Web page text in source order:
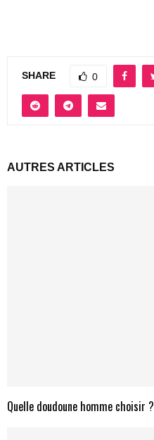
SHARE 0
AUTRES ARTICLES
Quelle doudoune homme choisir ?